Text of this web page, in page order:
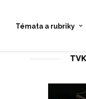
Témata a rubriky